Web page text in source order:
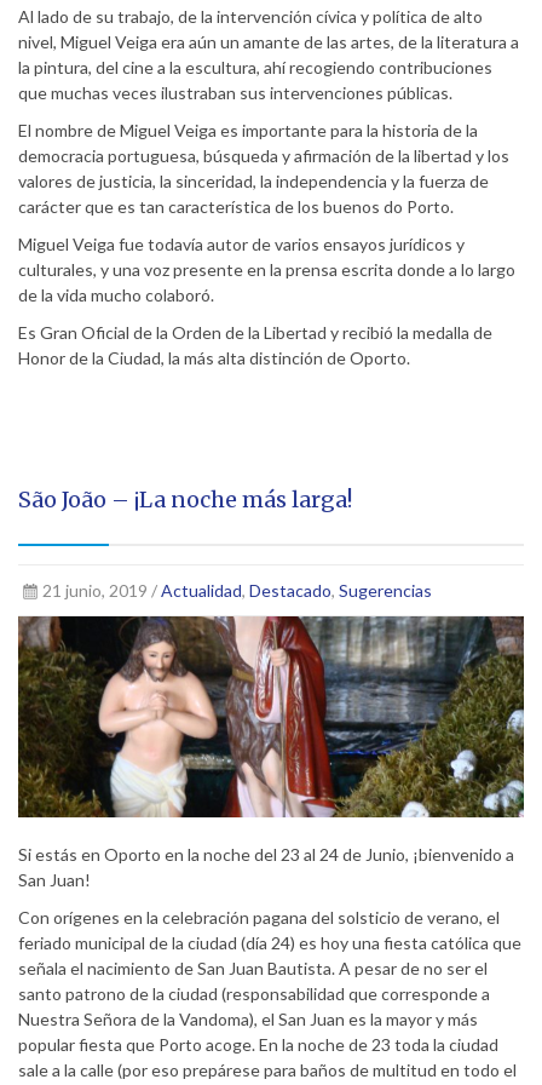
Al lado de su trabajo, de la intervención cívica y política de alto
nivel, Miguel Veiga era aún un amante de las artes, de la literatura a
la pintura, del cine a la escultura, ahí recogiendo contribuciones
que muchas veces ilustraban sus intervenciones públicas.
El nombre de Miguel Veiga es importante para la historia de la
democracia portuguesa, búsqueda y afirmación de la libertad y los
valores de justicia, la sinceridad, la independencia y la fuerza de
carácter que es tan característica de los buenos do Porto.
Miguel Veiga fue todavía autor de varios ensayos jurídicos y
culturales, y una voz presente en la prensa escrita donde a lo largo
de la vida mucho colaboró.
Es Gran Oficial de la Orden de la Libertad y recibió la medalla de
Honor de la Ciudad, la más alta distinción de Oporto.
São João – ¡La noche más larga!
21 junio, 2019 /Actualidad, Destacado, Sugerencias
Si estás en Oporto en la noche del 23 al 24 de Junio, ¡bienvenido a
San Juan!
Con orígenes en la celebración pagana del solsticio de verano, el
feriado municipal de la ciudad (día 24) es hoy una fiesta católica que
señala el nacimiento de San Juan Bautista. A pesar de no ser el
santo patrono de la ciudad (responsabilidad que corresponde a
Nuestra Señora de la Vandoma), el San Juan es la mayor y más
popular fiesta que Porto acoge. En la noche de 23 toda la ciudad
sale a la calle (por eso prepárese para baños de multitud en todo el